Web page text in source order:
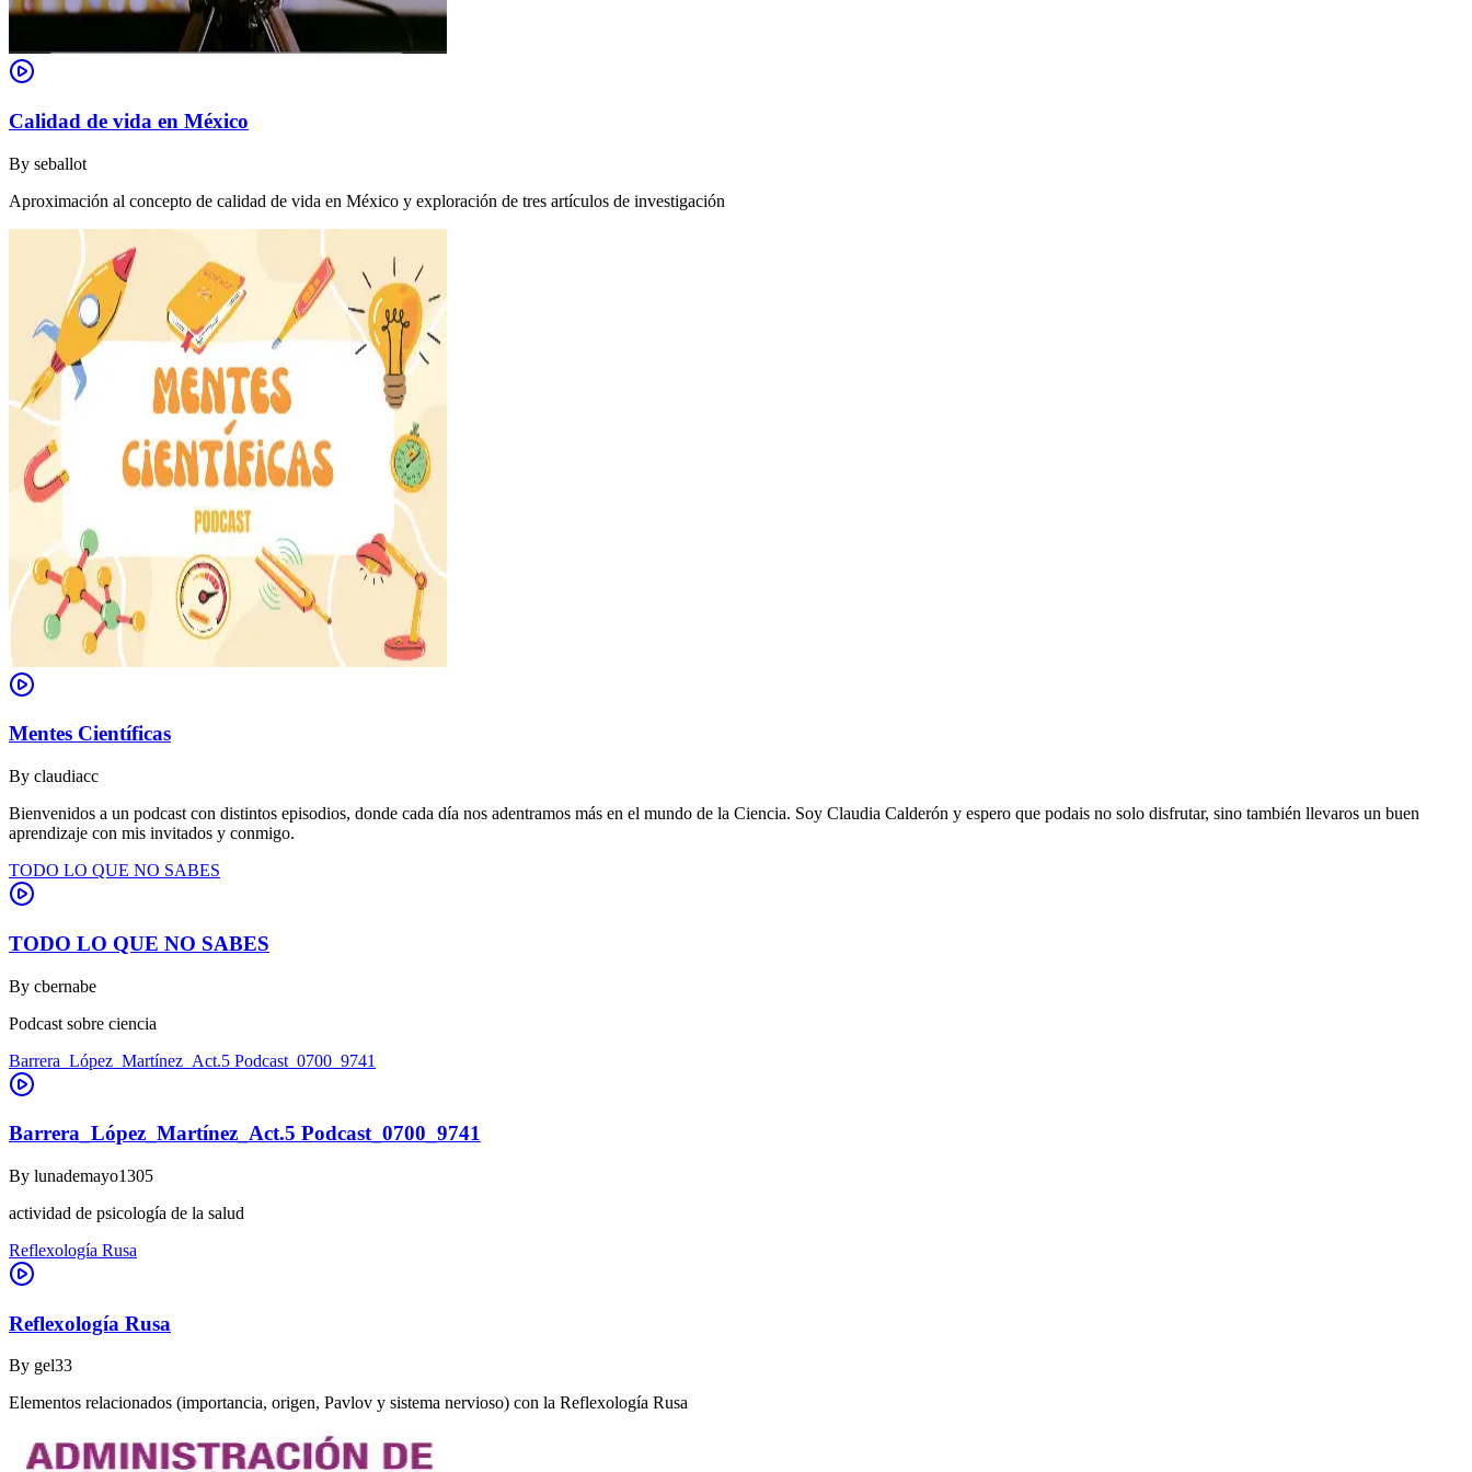
Calidad de vida en México
By seballot
Aproximación al concepto de calidad de vida en México y exploración de tres artículos de investigación
Mentes Científicas
By claudiacc
Bienvenidos a un podcast con distintos episodios, donde cada día nos adentramos más en el mundo de la Ciencia. Soy Claudia Calderón y espero que podais no solo disfrutar, sino también llevaros un buen
aprendizaje con mis invitados y conmigo.
TODO LO QUE NO SABES
TODO LO QUE NO SABES
By cbernabe
Podcast sobre ciencia
Barrera_López_Martínez_Act.5 Podcast_0700_9741
Barrera_López_Martínez_Act.5 Podcast_0700_9741
By lunademayo1305
actividad de psicología de la salud
Reflexología Rusa
Reflexología Rusa
By gel33
Elementos relacionados (importancia, origen, Pavlov y sistema nervioso) con la Reflexología Rusa